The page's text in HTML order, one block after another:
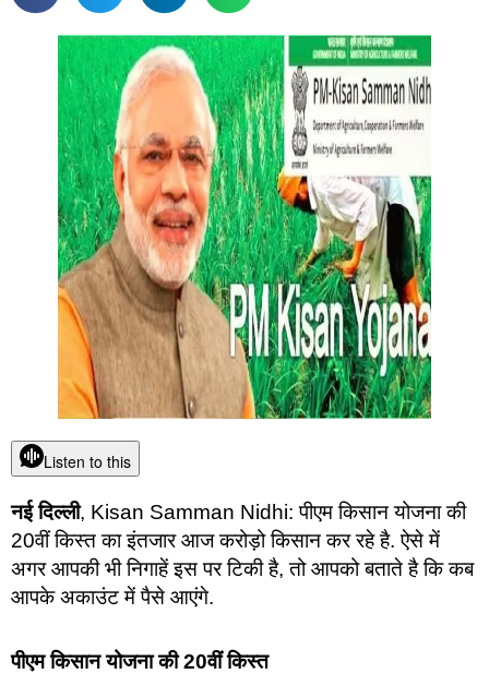
Listen to this
नई दिल्ली, Kisan Samman Nidhi: पीएम किसान योजना की
20वीं किस्त का इंतजार आज करोड़ो किसान कर रहे है. ऐसे में
अगर आपकी भी निगाहें इस पर टिकी है, तो आपको बताते है कि कब
आपके अकाउंट में पैसे आएंगे.
पीएम किसान योजना की 20वीं किस्त